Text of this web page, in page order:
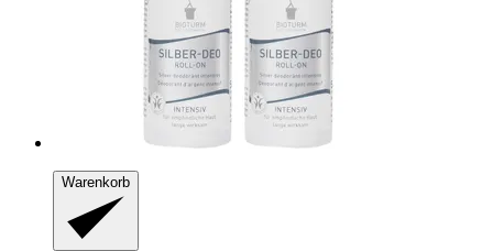
Warenkorb